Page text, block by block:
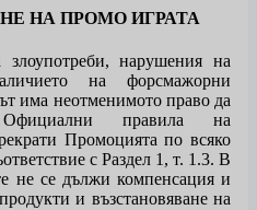
НА ПРОМО ИГРАТА
нарушения на
на форсмажорни
има неотменимото право да
правила на
Промоцията по всяко
с Раздел 1, т. 1.3. В
не се дължи компенсация и
и възстановяване на